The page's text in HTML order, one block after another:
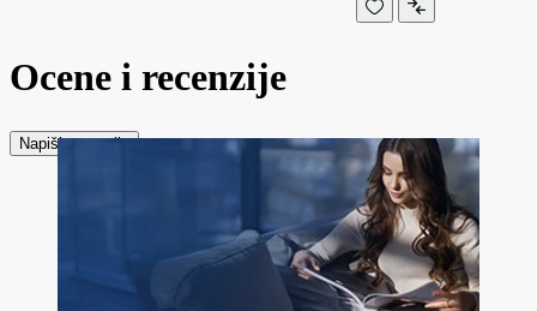
Ocene i recenzije
Napiši recenziju